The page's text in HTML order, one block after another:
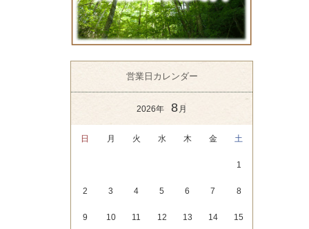
営業日カレンダー
2026年 8 月
日 月 火 水 木 金 土
1
2 3 4 5 6 7 8
9 10 11 12 13 14 15